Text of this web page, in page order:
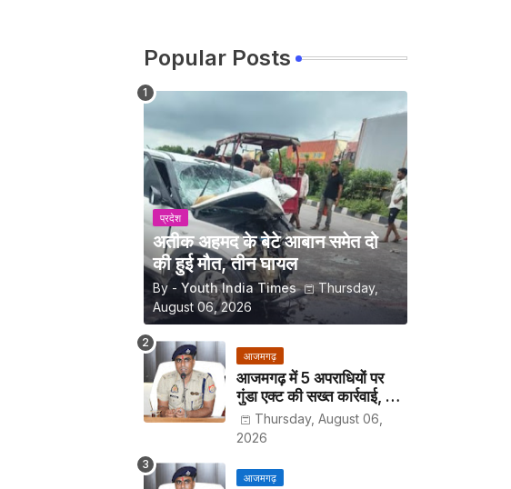
Popular Posts
प्रदेश
अतीक अहमद के बेटे आबान समेत दो
की हुई मौत, तीन घायल
By - Youth India Times
Thursday,
August 06, 2026
आजमगढ़
आजमगढ़ में 5 अपराधियों पर
गुंडा एक्ट की सख्त कार्रवाई, अब
हर पखवाड़े थाने में लगानी होगी
हाजिरी
Thursday, August 06,
2026
आजमगढ़